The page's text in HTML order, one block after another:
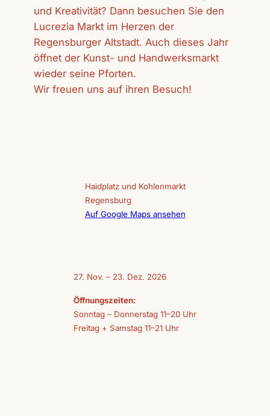
und Kreativität? Dann besuchen Sie den
Lucrezia Markt im Herzen der
Regensburger Altstadt. Auch dieses Jahr
öffnet der Kunst- und Handwerksmarkt
wieder seine Pforten.
Wir freuen uns auf ihren Besuch!
Haidplatz und Kohlenmarkt
Regensburg
Auf Google Maps ansehen
27. Nov. – 23. Dez. 2026
Öffnungszeiten:
Sonntag – Donnerstag 11–20 Uhr
Freitag + Samstag 11–21 Uhr